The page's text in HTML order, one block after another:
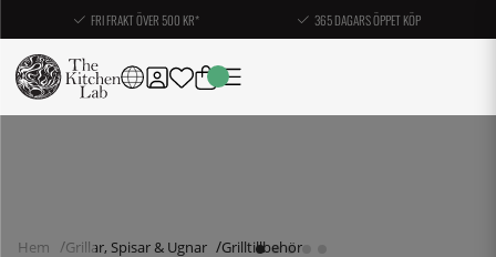
FRI FRAKT ÖVER 500 KR* 365 DAGARS ÖPPET KÖP
Hem Grillar, Spisar & Ugnar Grilltillbehör